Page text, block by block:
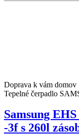
Doprava k vám domov
Tepelné čerpadlo
Samsung
-3f s 260l